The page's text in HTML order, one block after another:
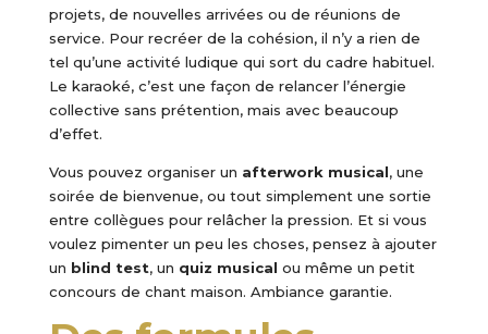
projets, de nouvelles arrivées ou de réunions de
service. Pour recréer de la cohésion, il n’y a rien de
tel qu’une activité ludique qui sort du cadre habituel.
Le karaoké, c’est une façon de relancer l’énergie
collective sans prétention, mais avec beaucoup
d’effet.
Vous pouvez organiser un afterwork musical, une
soirée de bienvenue, ou tout simplement une sortie
entre collègues pour relâcher la pression. Et si vous
voulez pimenter un peu les choses, pensez à ajouter
un blind test, un quiz musical ou même un petit
concours de chant maison. Ambiance garantie.